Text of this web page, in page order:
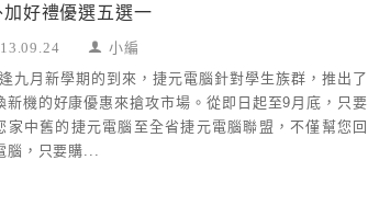
加好禮優選五選一
小編
月新學期的到來，捷元電腦針對學生族群，推出了
新機的好康優惠來搶攻市場。從即日起至9月底，只要
家中舊的捷元電腦至全省捷元電腦聯盟，不僅幫您回
腦，只要購...